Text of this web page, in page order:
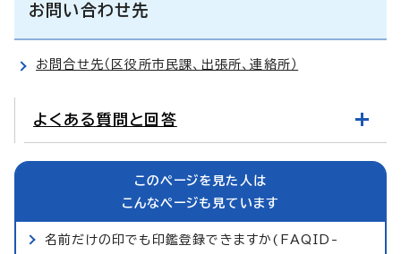
お問い合わせ先
お問合せ先（区役所市民課、出張所、連絡所）
よくある質問と回答
このページを見た人は
こんなページも見ています
名前だけの印でも印鑑登録できますか(FAQID-